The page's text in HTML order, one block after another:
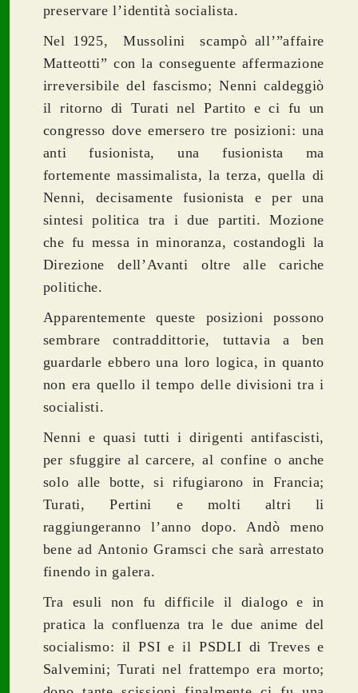
preservare l’identità socialista.
Nel 1925, Mussolini scampò all’”affaire
Matteotti” con la conseguente affermazione
irreversibile del fascismo; Nenni caldeggiò
il ritorno di Turati nel Partito e ci fu un
congresso dove emersero tre posizioni: una
anti fusionista, una fusionista ma
fortemente massimalista, la terza, quella di
Nenni, decisamente fusionista e per una
sintesi politica tra i due partiti. Mozione
che fu messa in minoranza, costandogli la
Direzione dell’Avanti oltre alle cariche
politiche.
Apparentemente queste posizioni possono
sembrare contraddittorie, tuttavia a ben
guardarle ebbero una loro logica, in quanto
non era quello il tempo delle divisioni tra i
socialisti.
Nenni e quasi tutti i dirigenti antifascisti,
per sfuggire al carcere, al confine o anche
solo alle botte, si rifugiarono in Francia;
Turati, Pertini e molti altri li
raggiungeranno l’anno dopo. Andò meno
bene ad Antonio Gramsci che sarà arrestato
finendo in galera.
Tra esuli non fu difficile il dialogo e in
pratica la confluenza tra le due anime del
socialismo: il PSI e il PSDLI di Treves e
Salvemini; Turati nel frattempo era morto;